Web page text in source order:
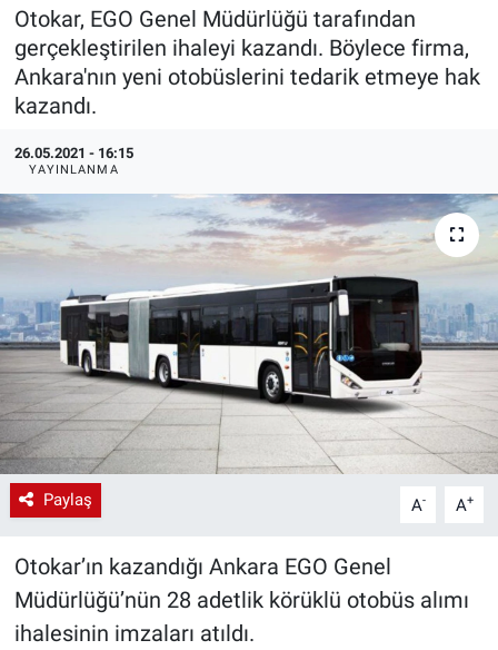
Otokar, EGO Genel Müdürlüğü tarafından
gerçekleştirilen ihaleyi kazandı. Böylece firma,
Ankara'nın yeni otobüslerini tedarik etmeye hak
kazandı.
26.05.2021 - 16:15
YAYINLANMA
Paylaş A- A+
Otokar’ın kazandığı Ankara EGO Genel
Müdürlüğü’nün 28 adetlik körüklü otobüs alımı
ihalesinin imzaları atıldı.
EndüstriST
Enerjisini Üreten Fabrikalar
Endüstri 4.0 Uygulamaları
Ağır Sanayi Çözümleri